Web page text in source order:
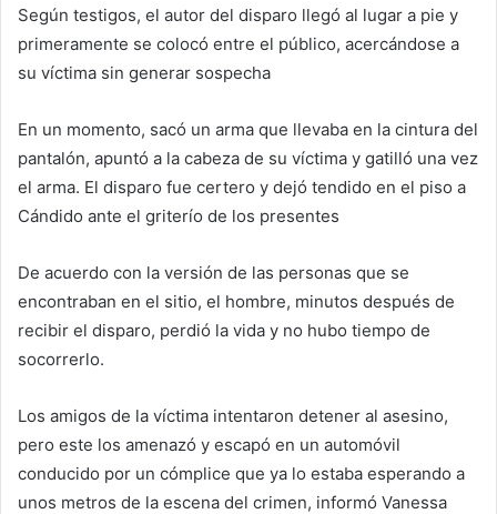
Según testigos, el autor del disparo llegó al lugar a pie y
primeramente se colocó entre el público, acercándose a
su víctima sin generar sospecha
En un momento, sacó un arma que llevaba en la cintura del
pantalón, apuntó a la cabeza de su víctima y gatilló una vez
el arma. El disparo fue certero y dejó tendido en el piso a
Cándido ante el griterío de los presentes
De acuerdo con la versión de las personas que se
encontraban en el sitio, el hombre, minutos después de
recibir el disparo, perdió la vida y no hubo tiempo de
socorrerlo.
Los amigos de la víctima intentaron detener al asesino,
pero este los amenazó y escapó en un automóvil
conducido por un cómplice que ya lo estaba esperando a
unos metros de la escena del crimen, informó Vanessa